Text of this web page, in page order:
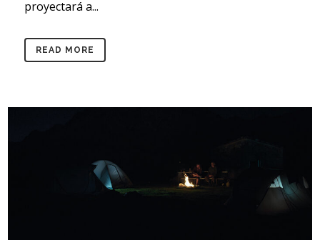
proyectará a...
READ MORE